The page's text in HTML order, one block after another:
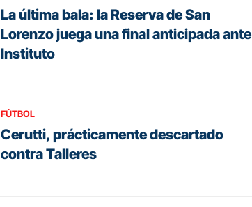
La última bala: la Reserva de San
Lorenzo juega una final anticipada ante
Instituto
FÚTBOL
Cerutti, prácticamente descartado
contra Talleres